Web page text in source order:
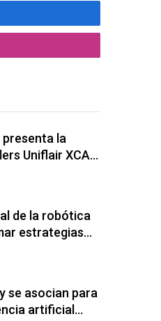
la
Uniflair XCA,
el
densidad
de la robótica
estrategias
se asocian para
artificial